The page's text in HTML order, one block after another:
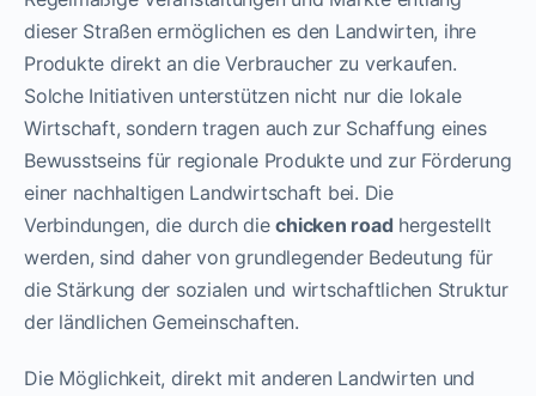
dieser Straßen ermöglichen es den Landwirten, ihre
Produkte direkt an die Verbraucher zu verkaufen.
Solche Initiativen unterstützen nicht nur die lokale
Wirtschaft, sondern tragen auch zur Schaffung eines
Bewusstseins für regionale Produkte und zur Förderung
einer nachhaltigen Landwirtschaft bei. Die
Verbindungen, die durch diechicken road hergestellt
werden, sind daher von grundlegender Bedeutung für
die Stärkung der sozialen und wirtschaftlichen Struktur
der ländlichen Gemeinschaften.
Die Möglichkeit, direkt mit anderen Landwirten und